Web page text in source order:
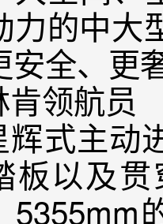
力的中大
安全、更
肯领航员
辉式主动
板以及
5355mm